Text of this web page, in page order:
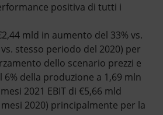
positiva di tutti i
mld in aumento del 33% vs.
vs. stesso periodo del 2020) per
dello scenario prezzi e
6% della produzione a 1,69 mln
2021 EBIT di €5,66 mld
mesi 2020) principalmente per la